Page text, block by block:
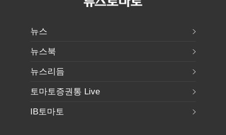
뉴스
뉴스북
뉴스리듬
토마토증권통 Live
IB토마토